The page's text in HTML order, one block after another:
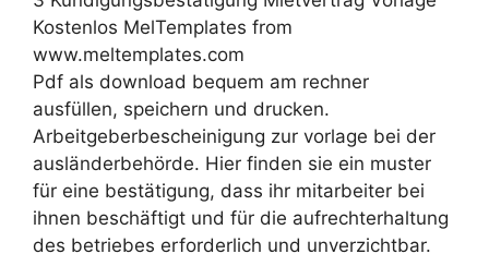
Kostenlos MelTemplates from
www.meltemplates.com
Pdf als download bequem am rechner
ausfüllen, speichern und drucken.
Arbeitgeberbescheinigung zur vorlage bei der
ausländerbehörde. Hier finden sie ein muster
für eine bestätigung, dass ihr mitarbeiter bei
ihnen beschäftigt und für die aufrechterhaltung
des betriebes erforderlich und unverzichtbar.